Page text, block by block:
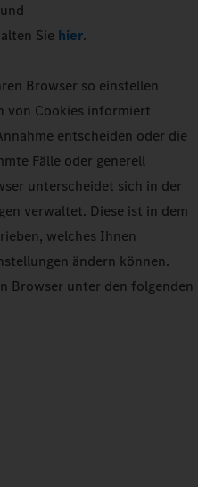
Sie hier.
Browser so einstellen
von Cookies informiert
entscheiden oder die
Fälle oder generell
unterscheidet sich in der
verwaltet. Diese ist in dem
welches Ihnen
ändern können.
Browser unter den folgenden